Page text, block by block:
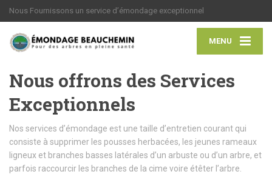
Nous Fournissons un service d’émondage exceptionnel
MENU
Nous offrons des Services
Exceptionnels
Nos services d’émondage est une taille d’entretien courant qui
consiste à supprimer les pousses herbacées, les jeunes rameaux
ligneux et branches basses latérales d’un arbuste ou d’un arbre, et
parfois raccourcir les branches de la cime voire étêter l’arbre.